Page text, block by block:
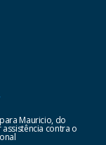
Mauricio, do
contra o